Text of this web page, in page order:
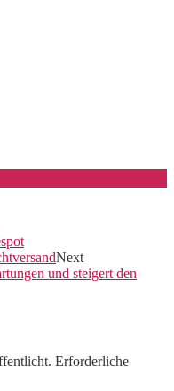
Next
und steigert den
Erforderliche